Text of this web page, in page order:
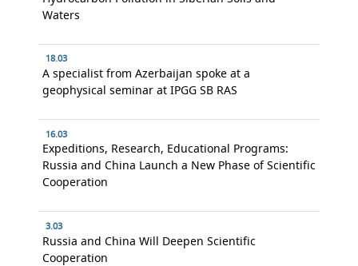
Waters
18.03
A specialist from Azerbaijan spoke at a
geophysical seminar at IPGG SB RAS
16.03
Expeditions, Research, Educational Programs:
Russia and China Launch a New Phase of Scientific
Cooperation
3.03
Russia and China Will Deepen Scientific
Cooperation